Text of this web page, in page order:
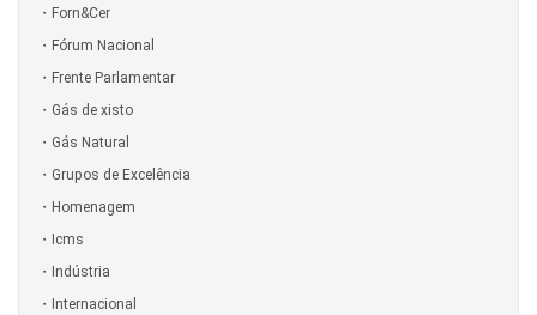
Forn&Cer
Fórum Nacional
Frente Parlamentar
Gás de xisto
Gás Natural
Grupos de Excelência
Homenagem
Icms
Indústria
Internacional